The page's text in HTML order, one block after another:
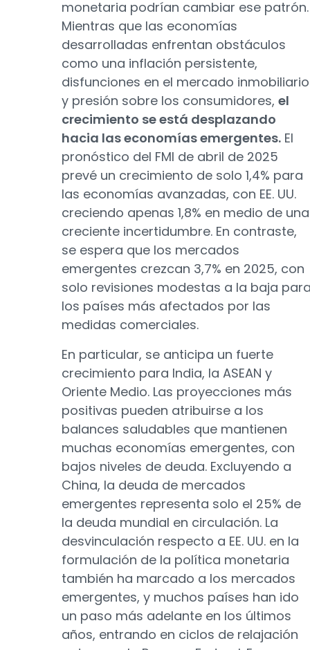
monetaria podrían cambiar ese patrón.
Mientras que las economías
desarrolladas enfrentan obstáculos
como una inflación persistente,
disfunciones en el mercado inmobiliario
y presión sobre los consumidores, el
crecimiento se está desplazando
hacia las economías emergentes. El
pronóstico del FMI de abril de 2025
prevé un crecimiento de solo 1,4% para
las economías avanzadas, con EE. UU.
creciendo apenas 1,8% en medio de una
creciente incertidumbre. En contraste,
se espera que los mercados
emergentes crezcan 3,7% en 2025, con
solo revisiones modestas a la baja
los países más afectados por las
medidas comerciales.
En particular, se anticipa un fuerte
crecimiento para India, la ASEAN y
Oriente Medio. Las proyecciones más
positivas pueden atribuirse a los
balances saludables que mantienen
muchas economías emergentes, con
bajos niveles de deuda. Excluyendo a
China, la deuda de mercados
emergentes representa solo el 25% de
la deuda mundial en circulación. La
desvinculación respecto a EE. UU. en la
formulación de la política monetaria
también ha marcado a los mercados
emergentes, y muchos países han ido
un paso más adelante en los últimos
años, entrando en ciclos de relajación